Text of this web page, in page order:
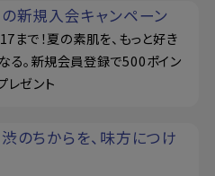
新規入会キャンペーン
まで！夏の素肌を、もっと好き
る。新規会員登録で500ポイン
レゼント
のちからを、味方につけ